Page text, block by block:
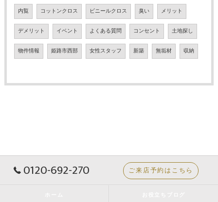
内覧 コットンクロス ビニールクロス 臭い メリット
デメリット イベント よくある質問 コンセント 土地探し
物件情報 姫路市西部 女性スタッフ 新築 無垢材 収納
0120-692-270 ご来店予約はこちら